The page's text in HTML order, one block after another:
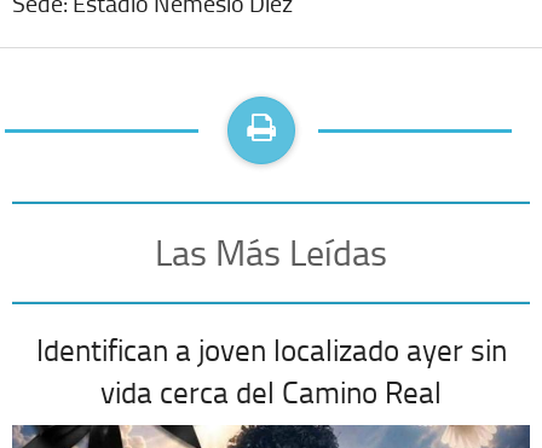
Las Más Leídas
Identifican a joven localizado ayer sin
vida cerca del Camino Real